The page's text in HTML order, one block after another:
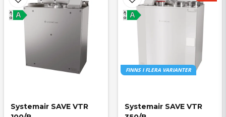
Skicka fråga
A
A
G
Systemair SAVE VTR
FINNS I FLERA VARIANTER
A
A
G
Systemair SAVE VTR